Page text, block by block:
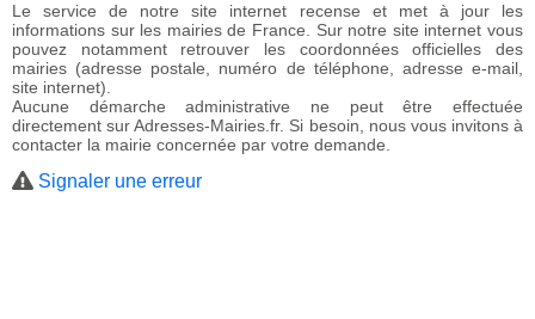
Le service de notre site internet recense et met à jour les
informations sur les mairies de France. Sur notre site internet vous
pouvez notamment retrouver les coordonnées officielles des
mairies (adresse postale, numéro de téléphone, adresse e-mail,
site internet).
Aucune démarche administrative ne peut être effectuée
directement sur Adresses-Mairies.fr. Si besoin, nous vous invitons à
contacter la mairie concernée par votre demande.
Signaler une erreur